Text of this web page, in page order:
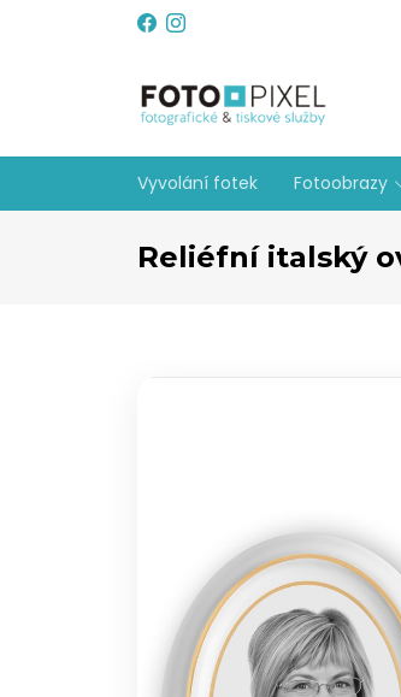
Vyvolání fotek Fotoobrazy
Reliéfní italský